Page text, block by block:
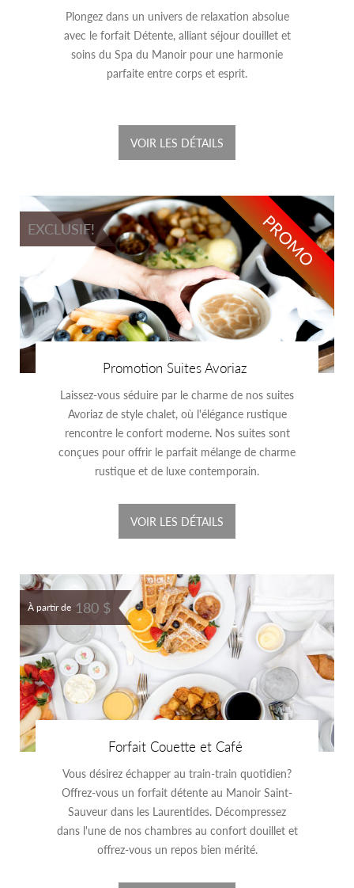
Plongez dans un univers de relaxation absolue
avec le forfait Détente, alliant séjour douillet et
soins du Spa du Manoir pour une harmonie
parfaite entre corps et esprit.
VOIR LES DÉTAILS
PROMO
EXCLUSIF!
Promotion Suites Avoriaz
Laissez-vous séduire par le charme de nos suites
Avoriaz de style chalet, où l'élégance rustique
rencontre le confort moderne. Nos suites sont
conçues pour offrir le parfait mélange de charme
rustique et de luxe contemporain.
VOIR LES DÉTAILS
À partir de 180 $
Forfait Couette et Café
Vous désirez échapper au train-train quotidien?
Offrez-vous un forfait détente au Manoir Saint-
Sauveur dans les Laurentides. Décompressez
dans l'une de nos chambres au confort douillet et
offrez-vous un repos bien mérité.